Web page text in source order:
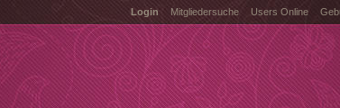
Login Mitgliedersuche Users Online